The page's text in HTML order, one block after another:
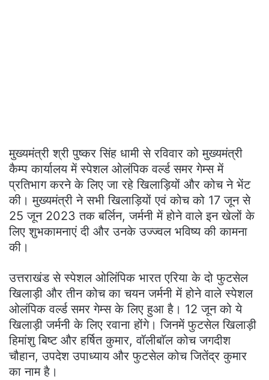
मुख्यमंत्री श्री पुष्कर सिंह धामी से रविवार को मुख्यमंत्री
कैम्प कार्यालय में स्पेशल ओलंपिक वर्ल्ड समर गेम्स में
प्रतिभाग करने के लिए जा रहे खिलाड़ियों और कोच ने भेंट
की। मुख्यमंत्री ने सभी खिलाड़ियों एवं कोच को 17 जून से
25 जून 2023 तक बर्लिन, जर्मनी में होने वाले इन खेलों के
लिए शुभकामनाएं दी और उनके उज्ज्वल भविष्य की कामना
की।
उत्तराखंड से स्पेशल ओलिंपिक भारत एरिया के दो फुटसेल
खिलाड़ी और तीन कोच का चयन जर्मनी में होने वाले स्पेशल
ओलंपिक वर्ल्ड समर गेम्स के लिए हुआ है। 12 जून को ये
खिलाड़ी जर्मनी के लिए रवाना होंगे। जिनमें फुटसेल खिलाड़ी
हिमांशु बिष्ट और हर्षित कुमार, वॉलीबाॅल कोच जगदीश
चौहान, उपदेश उपाध्याय और फुटसेल कोच जितेंद्र कुमार
का नाम है।